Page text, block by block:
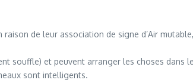
de leur association de signe d’Air
souffle) et peuvent arranger les choses
sont intelligents.